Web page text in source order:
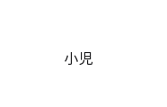
小児